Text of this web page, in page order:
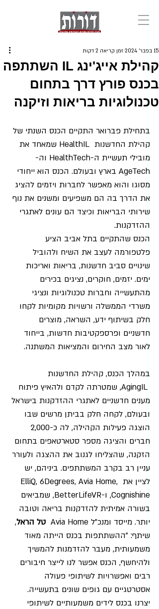
קהילת אייג'ינג IL השתתפה
בכנס פורץ דרך בתחום
טכנולוגיות בריאות וזיקנה
15 בפבר׳ 2024 זמן קריאה 2 דקות
בתחילת פברואר התקיים הכנס השנתי של
קהילת החדשנות
שמאחד את
מובילי תעשיית ה-HealthTech וה-
AgeTech בארץ ובעולם. הכנס הוא ייחודי
מסוגו והוא מאפשר לחברות ויזמים להציג
את הדרך בה הם משפיעים ומשנים את נוף
שירותי הבריאות וכיצד הם עונים לאתגרי
ההזדקנות.
הכנס שהתקיים בתל אביב הציע
פלטפורמה לעצב את השיח ולהוביל
שינויים סביב חדשנות, בריאות ואריכות
ימים. יזמים, חוקרים, נציגים בכירים
מהתעשייה וחברות טכנולוגיות ונציגי
משרדי הממשלה ורשויות מקומיות לקחו
חלק בשיתוף ידע, השראה, מוצרים
חדשניים ופרספקטיבות חדשות, בייחוד
לאור מצב החירום והמציאות המשתנה.
במהלך הכנס, קהילת החדשנות
, שמטרתה לקדם ולהאיץ פיתוח
מענים חדשניים לאתגרי ההזדקנות בישראל
ובעולם, לקחה חלק בביתן מרשים שבו
חברים והציגה מספר סטארטאפים בתחום
הזקנה, שהצליחו לגנוב את ההצגה ולעורר
עניין רב בקרב המשתתפים. ביניהם, יש
לציין את ElliQ, 6Degrees, Avia Home,
Cognishine, ו-BetterLifeVR,
שמביאים
בשורה אמיתית להזדקנות בריאה וטובה
יותר. מייסד ומנכ"ל Avia Home
טל הראל,
שיתף: "ההשתתפות בכנס הייתה מאוד
משמעותית, מעבר להזדמנות להמשיך
ולהיחשף, הכנס אפשר לנו לייצר חיבורים
רבים ואפשרויות לשיתופי פעולה
אסטרטגיים עם גופים שונים בתעשייה.
יצרנו בכנס לידים משמעותיים לשיתופי